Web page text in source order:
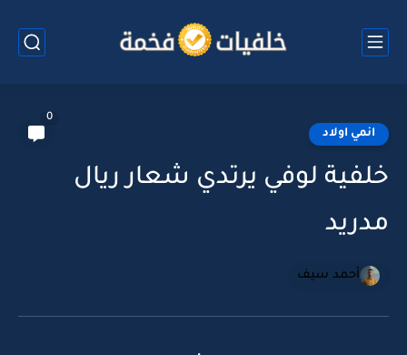
انمي اولاد
0
خلفية لوفي يرتدي شعار ريال
مدريد
أحمد سيف